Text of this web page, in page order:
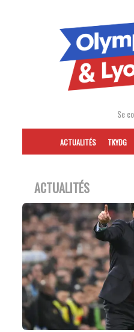
Se
ACTUALITÉS TKYDG
ACTUALITÉS